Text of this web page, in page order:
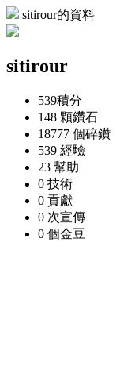
sitirour的資料
sitirour
539積分
148 顆鑽石
18777 個碎鑽
539 經驗
23 幫助
0 技術
0 貢獻
0 次宣傳
0 個金豆